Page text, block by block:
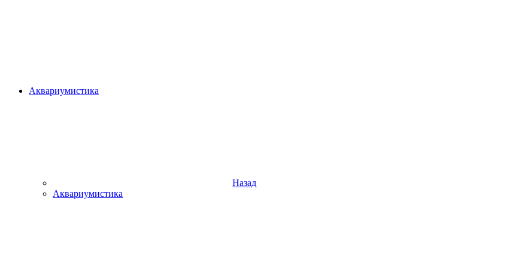
Аквариумистика
Назад
Аквариумистика